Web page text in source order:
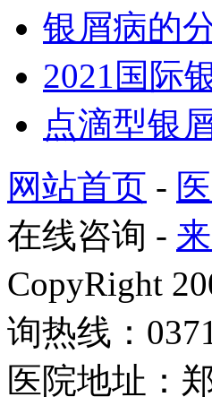
银屑病的
2021国际
点滴型银
网站首页 -
在线咨询 -
CopyRight
询热线：
医院地址：